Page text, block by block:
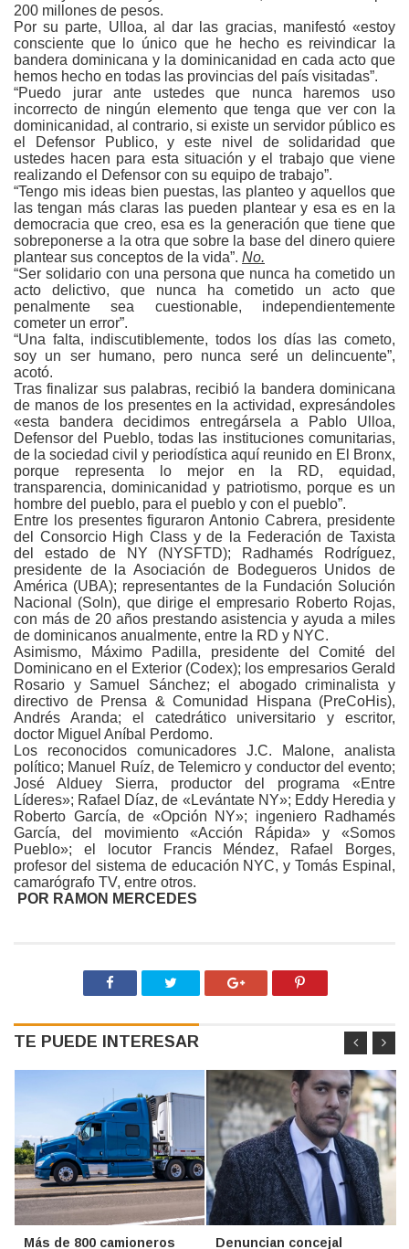
200 millones de pesos.
Por su parte, Ulloa, al dar las gracias, manifestó «estoy
consciente que lo único que he hecho es reivindicar la
bandera dominicana y la dominicanidad en cada acto que
hemos hecho en todas las provincias del país visitadas”.
“Puedo jurar ante ustedes que nunca haremos uso
incorrecto de ningún elemento que tenga que ver con la
dominicanidad, al contrario, si existe un servidor público es
el Defensor Publico, y este nivel de solidaridad que
ustedes hacen para esta situación y el trabajo que viene
realizando el Defensor con su equipo de trabajo”.
“Tengo mis ideas bien puestas, las planteo y aquellos que
las tengan más claras las pueden plantear y esa es en la
democracia que creo, esa es la generación que tiene que
sobreponerse a la otra que sobre la base del dinero quiere
plantear sus conceptos de la vida”. No.
“Ser solidario con una persona que nunca ha cometido un
acto delictivo, que nunca ha cometido un acto que
penalmente sea cuestionable, independientemente
cometer un error”.
“Una falta, indiscutiblemente, todos los días las cometo,
soy un ser humano, pero nunca seré un delincuente”,
acotó.
Tras finalizar sus palabras, recibió la bandera dominicana
de manos de los presentes en la actividad, expresándoles
«esta bandera decidimos entregársela a Pablo Ulloa,
Defensor del Pueblo, todas las instituciones comunitarias,
de la sociedad civil y periodística aquí reunido en El Bronx,
porque representa lo mejor en la RD, equidad,
transparencia, dominicanidad y patriotismo, porque es un
hombre del pueblo, para el pueblo y con el pueblo”.
Entre los presentes figuraron Antonio Cabrera, presidente
del Consorcio High Class y de la Federación de Taxista
del estado de NY (NYSFTD); Radhamés Rodríguez,
presidente de la Asociación de Bodegueros Unidos de
América (UBA); representantes de la Fundación Solución
Nacional (Soln), que dirige el empresario Roberto Rojas,
con más de 20 años prestando asistencia y ayuda a miles
de dominicanos anualmente, entre la RD y NYC.
Asimismo, Máximo Padilla, presidente del Comité del
Dominicano en el Exterior (Codex); los empresarios Gerald
Rosario y Samuel Sánchez; el abogado criminalista y
directivo de Prensa & Comunidad Hispana (PreCoHis),
Andrés Aranda; el catedrático universitario y escritor,
doctor Miguel Aníbal Perdomo.
Los reconocidos comunicadores J.C. Malone, analista
político; Manuel Ruíz, de Telemicro y conductor del evento;
José Alduey Sierra, productor del programa «Entre
Líderes»; Rafael Díaz, de «Levántate NY»; Eddy Heredia y
Roberto García, de «Opción NY»; ingeniero Radhamés
García, del movimiento «Acción Rápida» y «Somos
Pueblo»; el locutor Francis Méndez, Rafael Borges,
profesor del sistema de educación NYC, y Tomás Espinal,
camarógrafo TV, entre otros.
POR RAMON MERCEDES
TE PUEDE INTERESAR
Más de 800 camioneros Denuncian concejal